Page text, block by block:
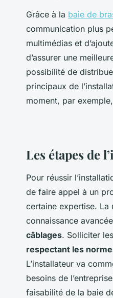
Grâce à la baie de
communication plus
multimédias et
d’assurer une
possibilité de
principaux de
moment, par
Les étapes de
Pour réussir
de faire appel à un
certaine expertise. La
connaissance
câblages. Solliciter
respectant les
L’installateur va
besoins de
faisabilité de la baie